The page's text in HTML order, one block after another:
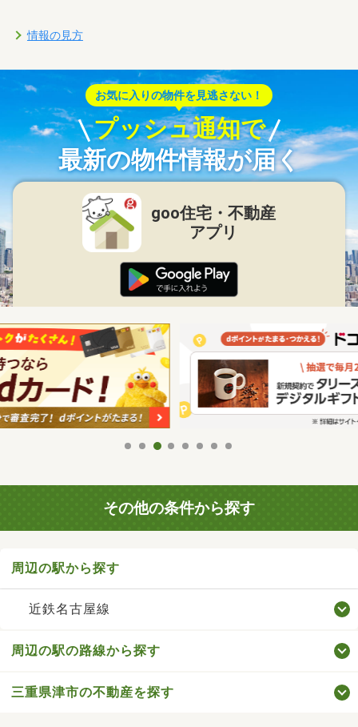
情報の見方
お気に入りの物件を見逃さない！
プッシュ通知で
最新の物件情報が届く
goo住宅・不動産
アプリ
その他の条件から探す
周辺の駅から探す
近鉄名古屋線
周辺の駅の路線から探す
三重県津市の不動産を探す